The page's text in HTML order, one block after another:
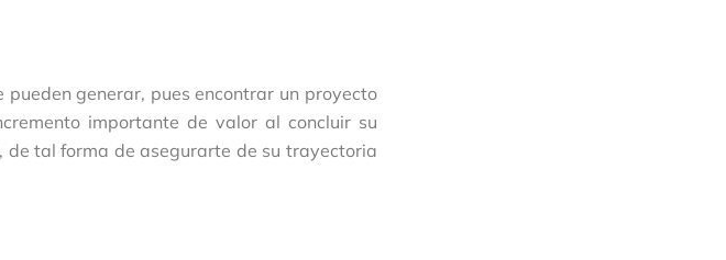
generar, pues encontrar un proyecto
importante de valor al concluir su
de tal forma de asegurarte de su trayectoria